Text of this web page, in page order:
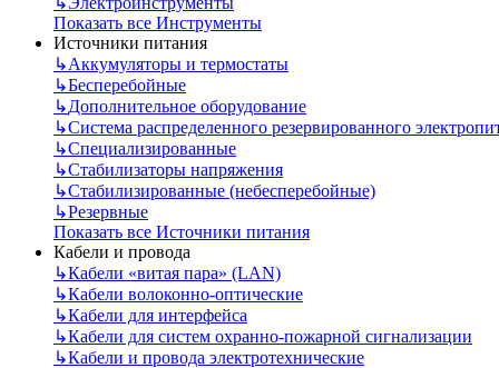
Показать все Инструменты
Источники питания
↳Аккумуляторы и термостаты
↳Бесперебойные
↳Дополнительное оборудование
↳Система распределенного резервированного
↳Специализированные
↳Стабилизаторы напряжения
↳Стабилизированные (небесперебойные)
↳Резервные
Показать все Источники питания
Кабели и провода
↳Кабели «витая пара» (LAN)
↳Кабели волоконно-оптические
↳Кабели для интерфейса
↳Кабели для систем охранно-пожарной сигнализации
↳Кабели и провода электротехнические